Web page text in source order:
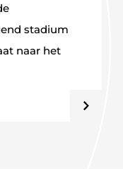
stadium
naar het